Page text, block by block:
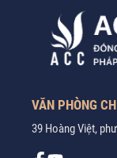
VĂN PHÒNG
39 Hoàng Việt,